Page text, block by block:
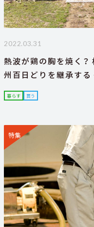
2022.03.31
熱波が鶏の胸を焼く？
州百日どりを継承する
暮らす 買う
特集